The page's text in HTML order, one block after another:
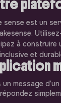
sense est un
à construire
et
message